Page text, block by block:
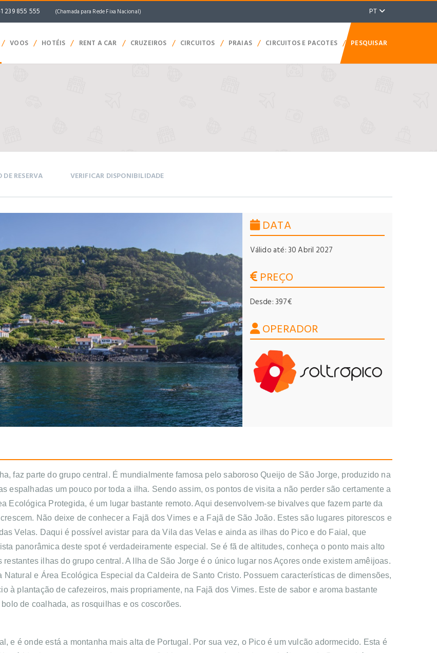
239 855 555 (Chamada para Rede Fixa Nacional) PT
/ VOOS / HOTÉIS / RENT A CAR / CRUZEIROS / CIRCUITOS / PRAIAS / CIRCUITOS E PACOTES / PESQUISAR
DE RESERVA VERIFICAR DISPONIBILIDADE
DATA
Válido até: 30 Abril 2027
PREÇO
Desde: 397€
OPERADOR
faz parte do grupo central. É mundialmente famosa pelo saboroso Queijo de São Jorge, produzido na
espalhadas um pouco por toda a ilha. Sendo assim, os pontos de visita a não perder são certamente a
Ecológica Protegida, é um lugar bastante remoto. Aqui desenvolvem-se bivalves que fazem parte da
Não deixe de conhecer a Fajã dos Vimes e a Fajã de São João. Estes são lugares pitorescos e
Velas. Daqui é possível avistar para da Vila das Velas e ainda as ilhas do Pico e do Faial, que
panorâmica deste spot é verdadeiramente especial. Se é fã de altitudes, conheça o ponto mais alto
ilhas do grupo central. A Ilha de São Jorge é o único lugar nos Açores onde existem amêijoas.
e Área Ecológica Especial da Caldeira de Santo Cristo. Possuem características de dimensões,
à plantação de cafezeiros, mais propriamente, na Fajã dos Vimes. Este de sabor e aroma bastante
de coalhada, as rosquilhas e os coscorões.
e é onde está a montanha mais alta de Portugal. Por sua vez, o Pico é um vulcão adormecido. Esta é